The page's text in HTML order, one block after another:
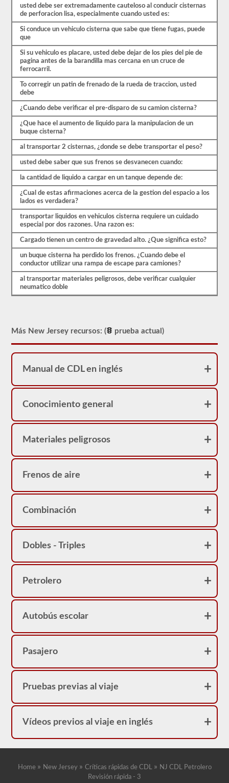
transportar
carga
líquida.
Deberá
obtener
puntaje
menos
(16
de
20)
para
aprobar
examen
del
buque
tanque.
Hemos
compilado
60
preguntas
que
necesitará
antes
DVM
para
aprobación
de
Estas
se
basan
del
New
CDL
proporcionarán
la
información
necesita
saber
ponerse
el
usted debe ser extremadamente cauteloso al conducir cisternas
de perforacion lisa, especialmente cuando usted es:
Si conduce un vehiculo cisterna que sabe que tiene fugas, puede
que
Si su vehiculo es placare, usted debe dejar de los pies del pie de
pagina antes de la barandilla mas cercana en un cruce de
ferrocarril.
To corregir un patin de frenado de la rueda de traccion, usted
debe
¿Cuando debe verificar el pre-disparo de su camion cisterna?
¿Que hace el aumento de liquido para la manipulacion de un
buque cisterna?
al transportar 2 cisternas, ¿donde se debe transportar el peso?
usted debe saber que sus frenos se desvanecen cuando:
la cantidad de liquido a cargar en un tanque depende de:
¿Cual de estas afirmaciones acerca de la gestion del espacio a los
lados es verdadera?
transportar liquidos en vehiculos cisterna requiere un cuidado
especial por dos razones. Una razon es:
Cargado tienen un centro de gravedad alto. ¿Que significa esto?
un buque cisterna ha perdido los frenos. ¿Cuando debe el
conductor utilizar una rampa de escape para camiones?
al transportar materiales peligrosos, debe verificar cualquier
neumatico doble
Más New Jersey recursos: ( prueba actual)
Manual de CDL en inglés
Conocimiento general
Materiales peligrosos
Frenos de aire
Combinación
Dobles - Triples
Petrolero
Autobús escolar
Pasajero
Pruebas previas al viaje
Vídeos previos al viaje en inglés
Home » New Jersey » Críticas rápidas de CDL » NJ CDL Petrolero
Revisión rápida - 3